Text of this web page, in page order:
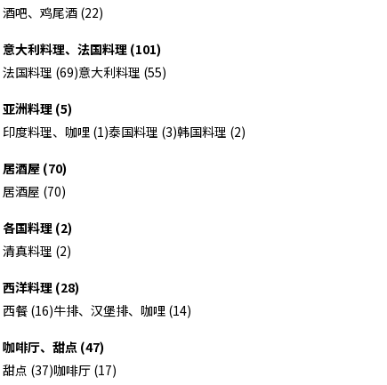
酒吧、鸡尾酒 (22)
意大利料理、法国料理 (101)
法国料理 (69)意大利料理 (55)
亚洲料理 (5)
印度料理、咖哩 (1)泰国料理 (3)韩国料理 (2)
居酒屋 (70)
居酒屋 (70)
各国料理 (2)
清真料理 (2)
西洋料理 (28)
西餐 (16)牛排、汉堡排、咖哩 (14)
咖啡厅、甜点 (47)
甜点 (37)咖啡厅 (17)